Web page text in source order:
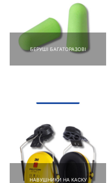
БЕРУШІ БАГАТОРАЗОВІ
НАВУШНИКИ НА КАСКУ